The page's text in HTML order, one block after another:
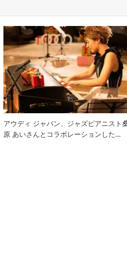
アウディ ジャパン、ジャズピアニスト
原 あいさんとコラボレーションした…